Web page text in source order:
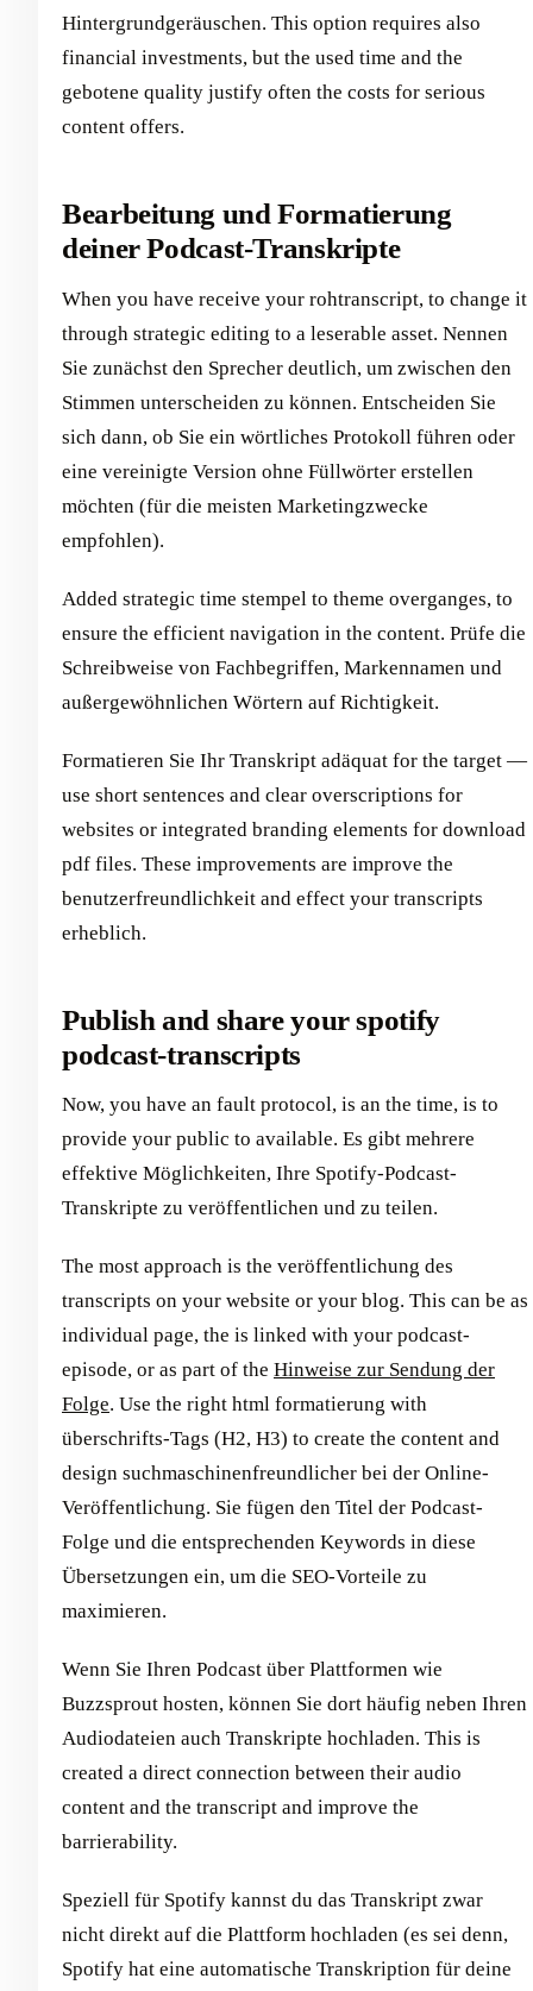
Hintergrundgeräuschen. This option requires also
financial investments, but the used time and the
gebotene quality justify often the costs for serious
content offers.
Bearbeitung und Formatierung
deiner Podcast-Transkripte
When you have receive your rohtranscript, to change it
through strategic editing to a leserable asset. Nennen
Sie zunächst den Sprecher deutlich, um zwischen den
Stimmen unterscheiden zu können. Entscheiden Sie
sich dann, ob Sie ein wörtliches Protokoll führen oder
eine vereinigte Version ohne Füllwörter erstellen
möchten (für die meisten Marketingzwecke
empfohlen).
Added strategic time stempel to theme overganges, to
ensure the efficient navigation in the content. Prüfe die
Schreibweise von Fachbegriffen, Markennamen und
außergewöhnlichen Wörtern auf Richtigkeit.
Formatieren Sie Ihr Transkript adäquat for the target —
use short sentences and clear overscriptions for
websites or integrated branding elements for download
pdf files. These improvements are improve the
benutzerfreundlichkeit and effect your transcripts
erheblich.
Publish and share your spotify
podcast-transcripts
Now, you have an fault protocol, is an the time, is to
provide your public to available. Es gibt mehrere
effektive Möglichkeiten, Ihre Spotify-Podcast-
Transkripte zu veröffentlichen und zu teilen.
The most approach is the veröffentlichung des
transcripts on your website or your blog. This can be as
individual page, the is linked with your podcast-
episode, or as part of the Hinweise zur Sendung der
Folge. Use the right html formatierung with
überschrifts-Tags (H2, H3) to create the content and
design suchmaschinenfreundlicher bei der Online-
Veröffentlichung. Sie fügen den Titel der Podcast-
Folge und die entsprechenden Keywords in diese
Übersetzungen ein, um die SEO-Vorteile zu
maximieren.
Wenn Sie Ihren Podcast über Plattformen wie
Buzzsprout hosten, können Sie dort häufig neben Ihren
Audiodateien auch Transkripte hochladen. This is
created a direct connection between their audio
content and the transcript and improve the
barrierability.
Speziell für Spotify kannst du das Transkript zwar
nicht direkt auf die Plattform hochladen (es sei denn,
Spotify hat eine automatische Transkription für deine